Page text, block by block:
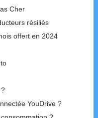
Cher
résiliés
offert en 2024
YouDrive ?